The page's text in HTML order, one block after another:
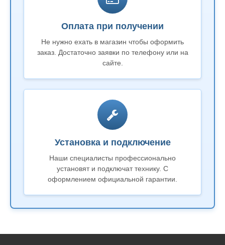
Оплата при получении
Не нужно ехать в магазин чтобы оформить
заказ. Достаточно заявки по телефону или на
сайте.
Установка и подключение
Наши специалисты профессионально
установят и подключат технику. С
оформлением официальной гарантии.